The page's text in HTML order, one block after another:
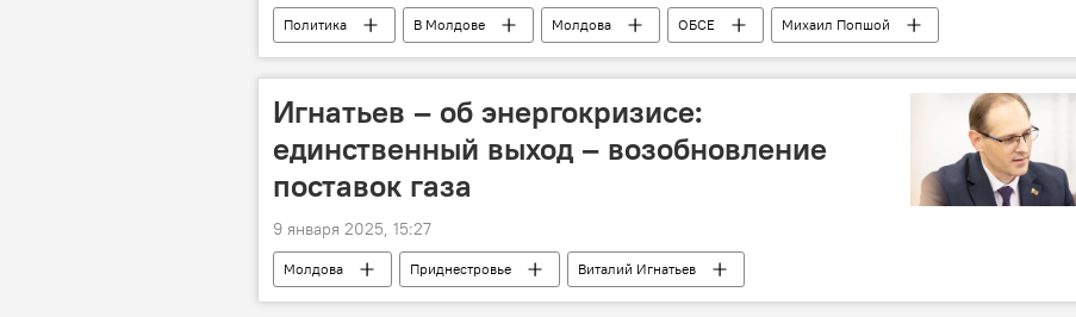
Политика В Молдове Молдова ОБСЕ Михаил Попшой
Игнатьев – об энергокризисе:
единственный выход – возобновление
поставок газа
9 января 2025, 15:27
Молдова Приднестровье Виталий Игнатьев